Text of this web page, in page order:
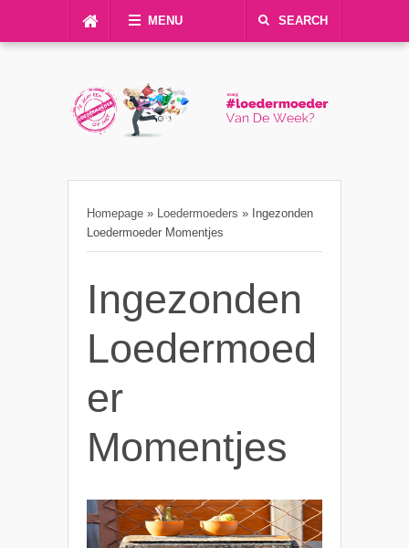
MENU SEARCH
Homepage » Loedermoeders » Ingezonden
Loedermoeder Momentjes
Ingezonden
Loedermoed
er
Momentjes